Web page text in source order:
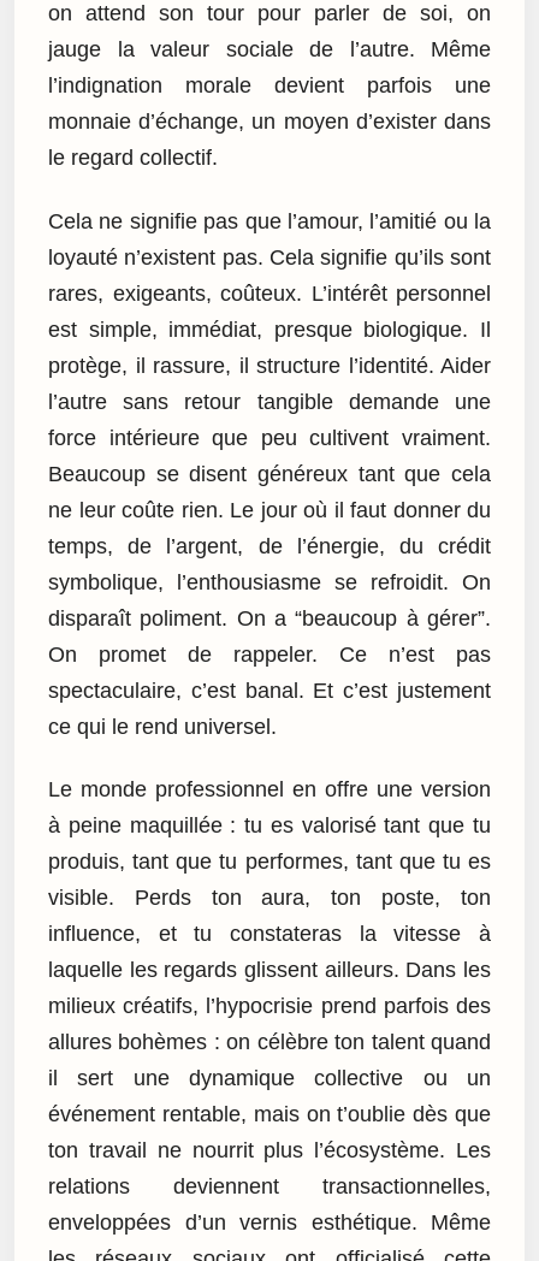
on attend son tour pour parler de soi, on
jauge la valeur sociale de l’autre. Même
l’indignation morale devient parfois une
monnaie d’échange, un moyen d’exister dans
le regard collectif.
Cela ne signifie pas que l’amour, l’amitié ou la
loyauté n’existent pas. Cela signifie qu’ils sont
rares, exigeants, coûteux. L’intérêt personnel
est simple, immédiat, presque biologique. Il
protège, il rassure, il structure l’identité. Aider
l’autre sans retour tangible demande une
force intérieure que peu cultivent vraiment.
Beaucoup se disent généreux tant que cela
ne leur coûte rien. Le jour où il faut donner du
temps, de l’argent, de l’énergie, du crédit
symbolique, l’enthousiasme se refroidit. On
disparaît poliment. On a “beaucoup à gérer”.
On promet de rappeler. Ce n’est pas
spectaculaire, c’est banal. Et c’est justement
ce qui le rend universel.
Le monde professionnel en offre une version
à peine maquillée : tu es valorisé tant que tu
produis, tant que tu performes, tant que tu es
visible. Perds ton aura, ton poste, ton
influence, et tu constateras la vitesse à
laquelle les regards glissent ailleurs. Dans les
milieux créatifs, l’hypocrisie prend parfois des
allures bohèmes : on célèbre ton talent quand
il sert une dynamique collective ou un
événement rentable, mais on t’oublie dès que
ton travail ne nourrit plus l’écosystème. Les
relations deviennent transactionnelles,
enveloppées d’un vernis esthétique. Même